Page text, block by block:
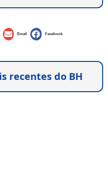
Email Facebook
recentes do BH